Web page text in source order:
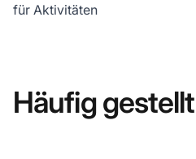
für Aktivitäten
Häufig